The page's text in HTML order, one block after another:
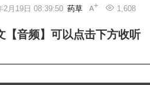
2月19日 08:39:50 药草 1,608
【音频】可以点击下方收听